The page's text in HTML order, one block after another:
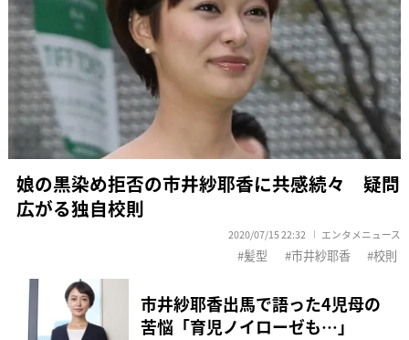
娘の黒染め拒否の市井紗耶香に共感続々 疑問
広がる独自校則
2020/07/15 22:32 エンタメニュース
髪型 市井紗耶香 校則
市井紗耶香出馬で語った4児母の
苦悩「育児ノイローゼも…」